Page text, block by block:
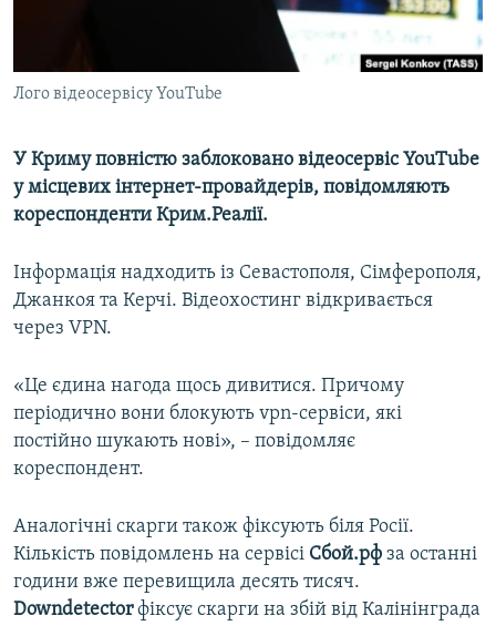
УКРАЇНСЬКА ПРОБЛЕМА КРИМУ
Qırımtatar
Лого відеосервісу YouTube
У Криму повністю заблоковано відеосервіс YouTube
у місцевих інтернет-провайдерів, повідомляють
кореспонденти Крим.Реалії.
Інформація надходить із Севастополя, Сімферополя,
Джанкоя та Керчі. Відеохостинг відкривається
через VPN.
«Це єдина нагода щось дивитися. Причому
періодично вони блокують vpn-сервіси, які
постійно шукають нові», – повідомляє
кореспондент.
Аналогічні скарги також фіксують біля Росії.
Кількість повідомлень на сервісі Сбой.рф за останні
години вже перевищила десять тисяч.
Downdetectorфіксує скарги на збій від Калінінграда